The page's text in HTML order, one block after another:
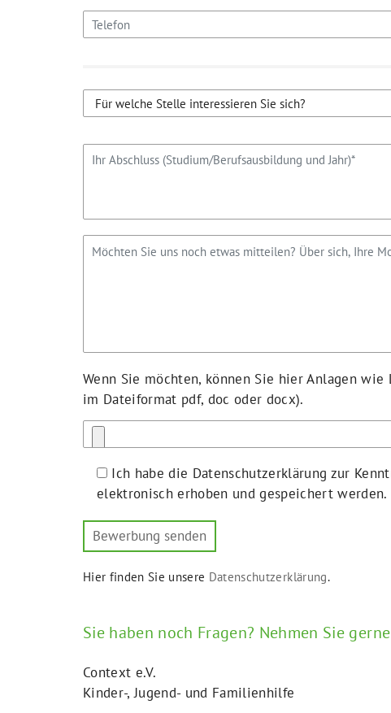
Wenn Sie möchten, können Sie hier Anlagen
im Dateiformat pdf, doc oder docx).
Ich habe die Datenschutzerklärung zur
elektronisch erhoben und gespeichert
Hier finden Sie unsere Datenschutzerklärung.
Sie haben noch Fragen? Nehmen Sie
Context e.V.
Kinder-, Jugend- und Familienhilfe